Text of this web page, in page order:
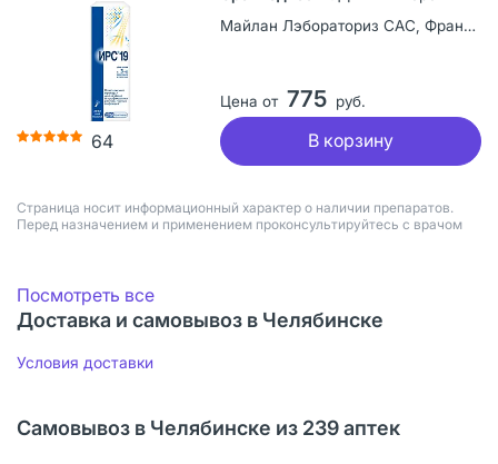
64
Майлан Лэбораториз САС, Франция
Цена от 775 руб.
В корзину
Страница носит информационный характер о наличии препаратов.
Перед назначением и применением проконсультируйтесь с врачом
Посмотреть все
Доставка и самовывоз в Челябинске
Условия доставки
Самовывоз в Челябинске из 239 аптек